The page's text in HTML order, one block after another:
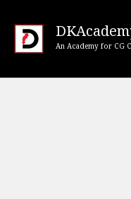
content
An Academy for CG